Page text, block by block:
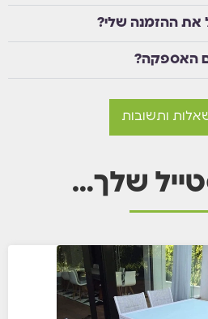
את ההזמנה שלי?
האספקה?
ותשובות
שלך…